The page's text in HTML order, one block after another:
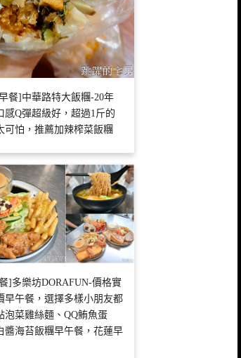
餐]中華路特大飯糰-20年
感Q彈超級好，超過1斤的
可怕，推薦加辣榨菜飯糰
]多樂坊DORAFUN-價格實
早午餐，選擇多樣小朋友都
泡菜雞絲麵、QQ鮪魚蛋
醬海苔飯糰早午餐，花蓮早